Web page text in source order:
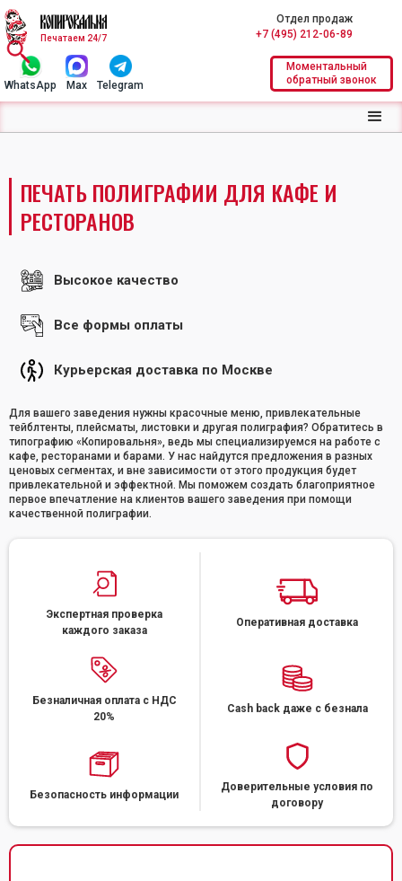
Печатаем 24/7
Отдел продаж
+7 (495) 212-06-89
WhatsApp Max Telegram
Моментальный
обратный звонок
ПЕЧАТЬ ПОЛИГРАФИИ ДЛЯ КАФЕ И
РЕСТОРАНОВ
Высокое качество
Все формы оплаты
Курьерская доставка по Москве
Для вашего заведения нужны красочные меню, привлекательные
тейблтенты, плейсматы, листовки и другая полиграфия? Обратитесь в
типографию «Копировальня», ведь мы специализируемся на работе с
кафе, ресторанами и барами. У нас найдутся предложения в разных
ценовых сегментах, и вне зависимости от этого продукция будет
привлекательной и эффектной. Мы поможем создать благоприятное
первое впечатление на клиентов вашего заведения при помощи
качественной полиграфии.
Экспертная проверка
каждого заказа
Оперативная доставка
Безналичная оплата с НДС
20%
Cash back даже с безнала
Безопасность информации
Доверительные условия по
договору